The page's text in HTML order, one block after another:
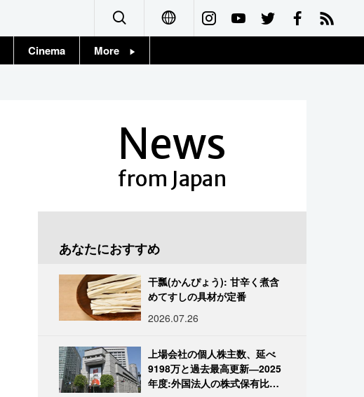
Français
Cinema More
News
from Japan
あなたにおすすめ
干瓢(かんぴょう): 甘辛く煮含
めてすしの具材が定番
2026.07.26
上場会社の個人株主数、延べ
9198万と過去最高更新―2025
年度:外国法人の株式保有比率